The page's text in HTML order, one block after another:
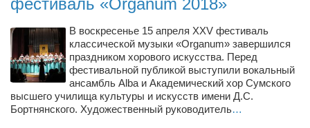
«CYCLE GARAGE» — магазин велосипедов
«Книголюб» — супермаркет
Багетный двор
МАГАЗИН СТИХОВ НА ЗАКАЗ
«Павел» — магазин мужской одежды
фестиваль «Organum 2018»
В воскресенье 15 апреля XXV фестиваль
классической музыки «Organum» завершился
праздником хорового искусства. Перед
фестивальной публикой выступили вокальный
ансамбль Alba и Академический хор Сумского
высшего училища культуры и искусств имени Д.С.
Бортнянского. Художественный руководитель…